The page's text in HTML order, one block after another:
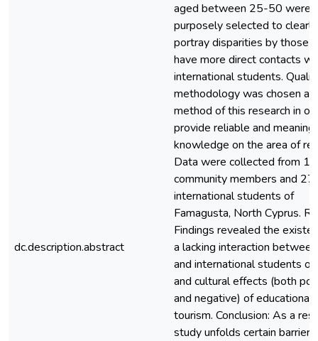
dc.description.abstract
aged between 25-50 were
purposely selected to clearly
portray disparities by those
have more direct contacts
international students.
methodology was chosen
method of this research in
provide reliable and
knowledge on the area of
Data were collected from
community members and 27
international students of
Famagusta, North Cyprus.
Findings revealed the
a lacking interaction
and international students
and cultural effects (both
and negative) of educational
tourism. Conclusion: As a
study unfolds certain